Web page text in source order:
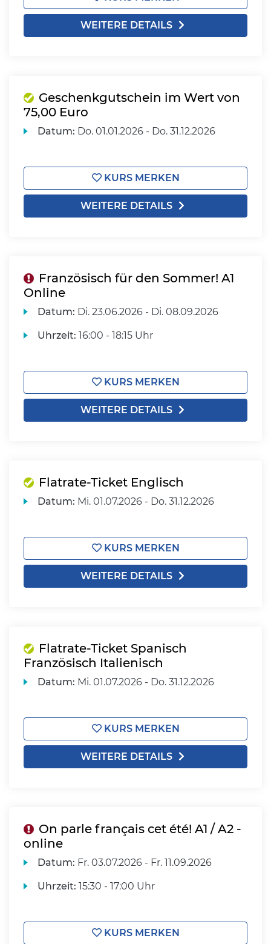
WEITERE DETAILS
Geschenkgutschein im Wert von
75,00 Euro
Datum: Do. 01.01.2026 - Do. 31.12.2026
KURS MERKEN
WEITERE DETAILS
Französisch für den Sommer! A1
Online
Datum: Di. 23.06.2026 - Di. 08.09.2026
Uhrzeit: 16:00 - 18:15 Uhr
KURS MERKEN
WEITERE DETAILS
Flatrate-Ticket Englisch
Datum: Mi. 01.07.2026 - Do. 31.12.2026
KURS MERKEN
WEITERE DETAILS
Flatrate-Ticket Spanisch
Französisch Italienisch
Datum: Mi. 01.07.2026 - Do. 31.12.2026
KURS MERKEN
WEITERE DETAILS
On parle français cet été! A1 / A2 -
online
Datum: Fr. 03.07.2026 - Fr. 11.09.2026
Uhrzeit: 15:30 - 17:00 Uhr
KURS MERKEN